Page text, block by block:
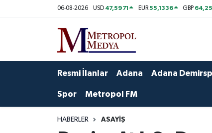
06-08-2026 USD 47,5971 EUR55,1336 GBP
Resmi İlanlar Adana Adana
Spor Metropol FM
HABERLER ASAYIŞ
Ekonomi
Yazarlar
Foto Galeri
Seyhan Nöbetçi Eczaneler
Seyhan Hava Durumu